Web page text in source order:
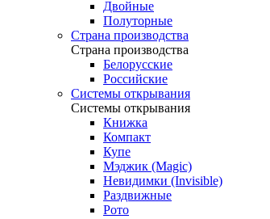
Двойные
Полуторные
Страна производства
Страна производства
Белорусские
Российские
Системы открывания
Системы открывания
Книжка
Компакт
Купе
Мэджик (Magic)
Невидимки (Invisible)
Раздвижные
Рото